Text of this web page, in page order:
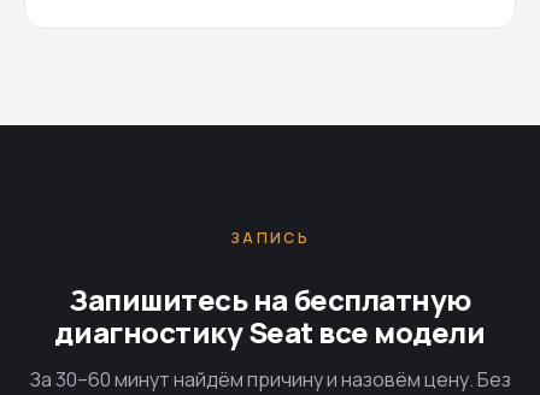
ЗАПИСЬ
Запишитесь на бесплатную
диагностику Seat все модели
За 30–60 минут найдём причину и назовём цену. Без